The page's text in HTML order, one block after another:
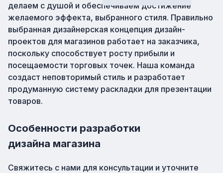
делаем с душой и обеспечиваем достижение
желаемого эффекта, выбранного стиля. Правильно
выбранная дизайнерская концепция дизайн-
проектов для магазинов работает на заказчика,
поскольку способствует росту прибыли и
посещаемости торговых точек. Наша команда
создаст неповторимый стиль и разработает
продуманную систему раскладки для презентации
товаров.
Особенности разработки
дизайна магазина
Свяжитесь с нами для консультации и уточните